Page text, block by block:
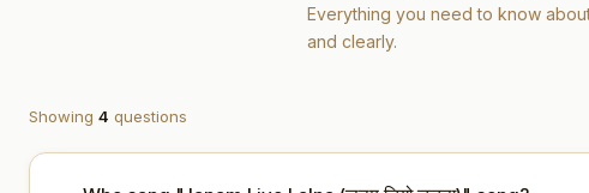
Everything you need to know
and clearly.
Showing 4 questions